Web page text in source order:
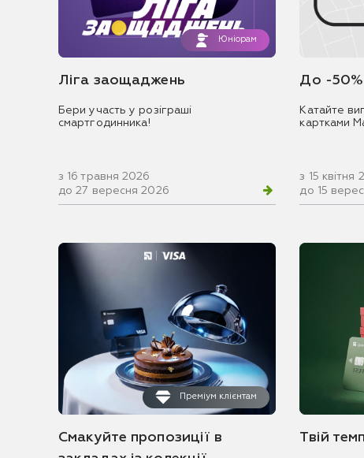
Юніорам
Ліга заощаджень
Бери участь у розіграші
смартгодинника!
з 16 травня 2026
до 27 вересня 2026
До -50%
Катайте
картками
з 15 квітня
до 15
Преміум клієнтам
Смакуйте пропозиції в
Твій